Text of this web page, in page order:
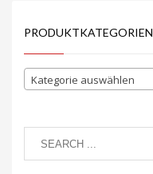
PRODUKTKATEGORIEN
Kategorie auswählen